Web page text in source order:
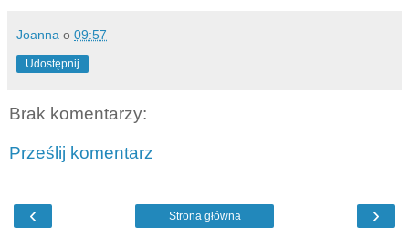
Joanna o 09:57
Udostępnij
Brak komentarzy:
Prześlij komentarz
‹ ›
Strona główna